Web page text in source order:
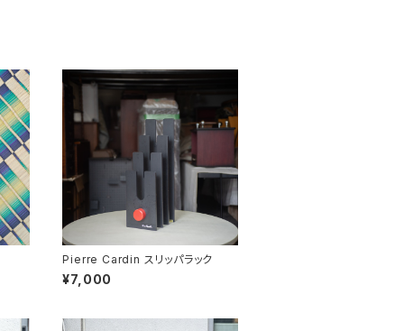
Pierre Cardin スリッパラック
¥7,000